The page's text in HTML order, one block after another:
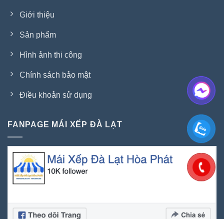
Giới thiệu
Sản phẩm
Hình ảnh thi công
Chính sách bảo mật
Điều khoản sử dụng
FANPAGE MÁI XẾP ĐÀ LẠT